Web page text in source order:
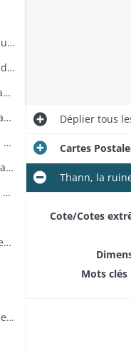
La Grande Guerre 1914-1915-1916.Weiler. [Willer-sur-Thur] : vue générale
La Grande Guerre 1914-1915. La Chapelle de Grunenwald près de Uderdersept habillés en soldat tenant un fusil. Dessin par Delalain.
En Alsace : Feu à volonté. Enfants habillés en soldat tenant un fusil. Dessin par Delalain.
En Alsace : Premiers pas. Personnages en costume : enfant allant vers le drapeau français. Dessin par Delalain.
En Alsace : Vainqueur. Deux femmes tenant des lauriers et un homme en costume. Dessin par Delalain.
En Alsace : La Ronde. Personnages en costume dansant autour du drapeau français. Dessin par Delalain.
En Alsace : Le But. Personnages en costume autour d'un drapeau français. Dessin par Delalain
Altkirch : ville d'Alsace prise par les Français - Le conflit européen en 1914
Alsacienne accrochant une affiche représentant Joffre, dessin de Th. CROY
Dépliertous
Cartes
Thann, la
Cote/Cotes
Mots clés